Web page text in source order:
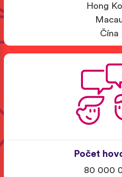
Hong
Čína
Počet
80 000